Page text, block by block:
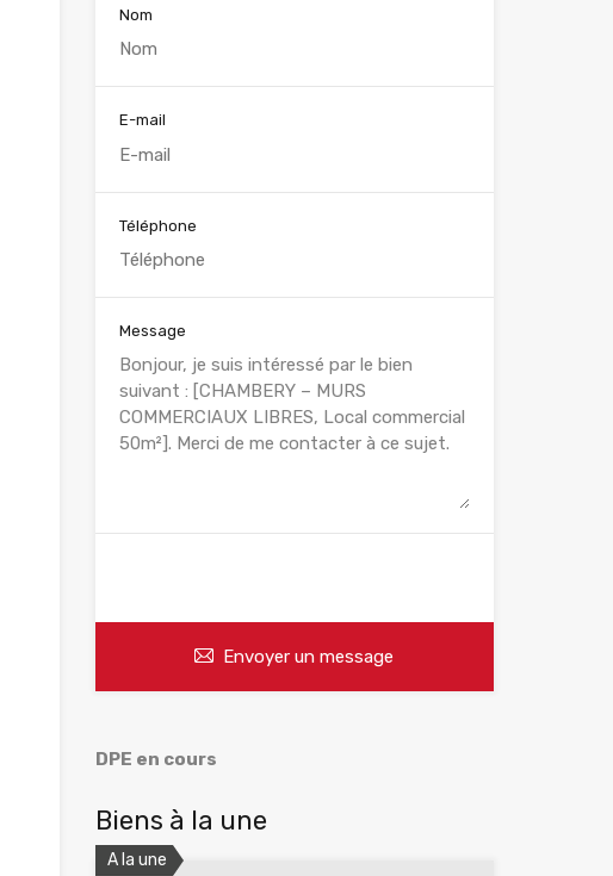
Nom
E-mail
Téléphone
Message
Envoyer un message
DPE en cours
Biens à la une
A la une